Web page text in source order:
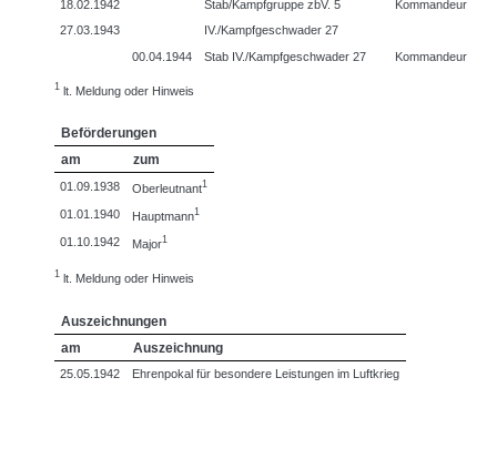
18.02.1942
Stab/Kampfgruppe zbV. 5
Kommandeur
27.03.1943
IV./Kampfgeschwader 27
00.04.1944
Stab IV./Kampfgeschwader 27 Kommandeur
1 lt. Meldung oder Hinweis
Beförderungen
am
zum
01.09.1938 Oberleutnant1
01.01.1940 Hauptmann1
01.10.1942 Major1
1 lt. Meldung oder Hinweis
Auszeichnungen
am
Auszeichnung
25.05.1942 Ehrenpokal für besondere Leistungen im Luftkrieg